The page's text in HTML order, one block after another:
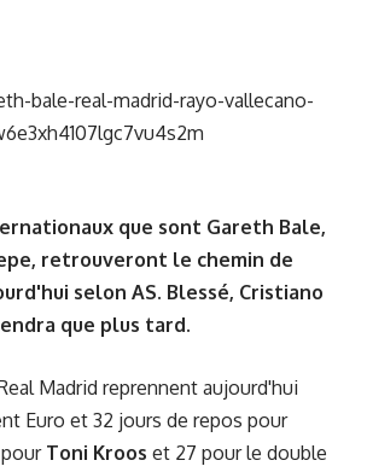
que sont Gareth Bale,
retrouveront le chemin de
selon AS. Blessé, Cristiano
que plus tard.
Madrid reprennent aujourd'hui
Euro et 32 jours de repos pour
Toni Kroos et 27 pour le double